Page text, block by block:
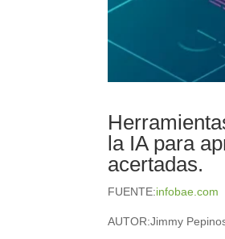
la IA para
acertadas.
FUENTE:infobae.com
AUTOR:Jimmy